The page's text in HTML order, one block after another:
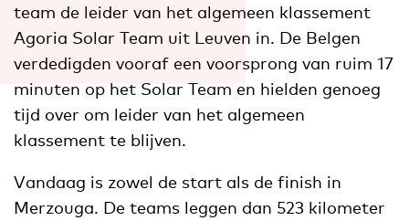
team de leider van het algemeen klassement
Agoria Solar Team uit Leuven in. De Belgen
verdedigden vooraf een voorsprong van ruim 17
minuten op het Solar Team en hielden genoeg
tijd over om leider van het algemeen
klassement te blijven.
Vandaag is zowel de start als de finish in
Merzouga. De teams leggen dan 523 kilometer